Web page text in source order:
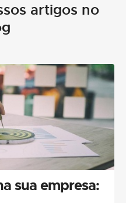
artigos no
sua empresa: